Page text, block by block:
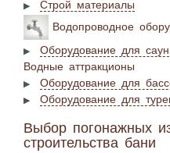
Строй материалы
Водопроводное
Оборудование для
Водные аттракционы
Оборудование для
Оборудование для
Выбор погонажных
строительства бани